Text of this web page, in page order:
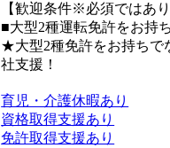
【歓迎条件※必須ではあり
■大型2種運転免許をお持
★大型2種免許をお持ちで
社支援！
育児・介護休暇あり
資格取得支援あり
免許取得支援あり